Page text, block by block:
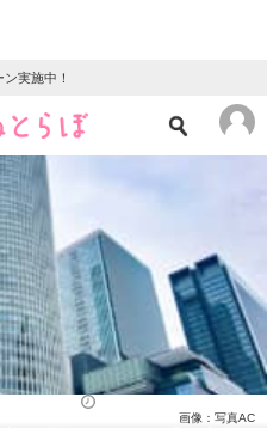
実施中！
ニュース
クイズ
地域
教育・育児
リサーチ
画像：写真AC